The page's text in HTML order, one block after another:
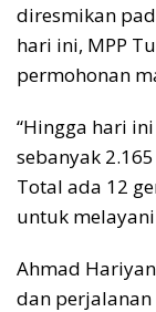
diresmikan
hari ini, MPP
permohonan
“Hingga hari
sebanyak
Total ada 12
untuk
Ahmad
dan